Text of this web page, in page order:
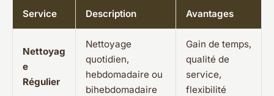
Service Description Avantages
Nettoyag
e
Régulier
Nettoyage
quotidien,
hebdomadaire ou
bihebdomadaire
Gain de temps,
qualité de
service,
flexibilité